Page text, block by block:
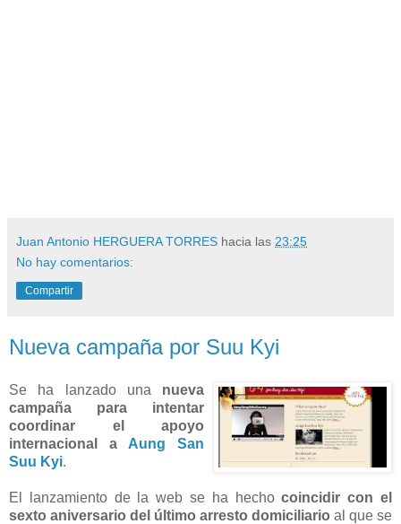
Juan Antonio HERGUERA TORRES hacia las 23:25
No hay comentarios:
Compartir
Nueva campaña por Suu Kyi
Se ha lanzado una nueva
campaña para intentar
coordinar el apoyo
internacional a Aung San
Suu Kyi.
El lanzamiento de la web se ha hechocoincidir con el
sexto aniversario del último arresto domiciliario al que se